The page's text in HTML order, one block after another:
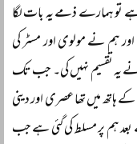
تو ہمارے ذمے یہ بات لگا
ہم نے مولوی اور مسٹر کی
نے یہ تقسیم نہیں کی۔ جب تک
ہاتھ میں تھا عصری اور دینی
جاتے تھے۔ یہ تقسیم ۱۸۵۷ء کے بعد ہم پر مسلط کی گئی ہے جب